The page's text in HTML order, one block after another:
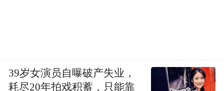
39岁女演员自曝破产失业，
耗尽20年拍戏积蓄，只能靠